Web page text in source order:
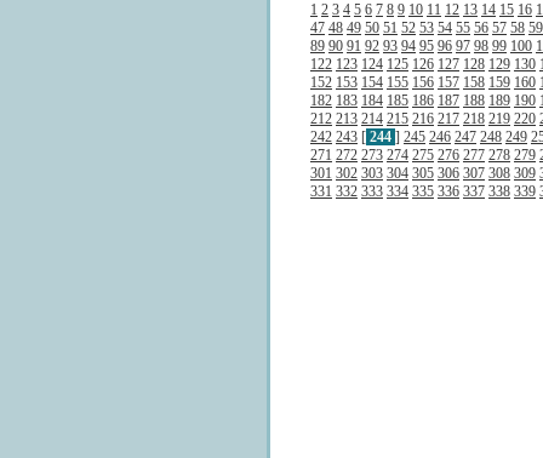
1 2 3 4 5 6 7 8 9 10 11 12 13 14 15 16
47 48 49 50 51 52 53 54 55 56 57 58 59
89 90 91 92 93 94 95 96 97 98 99 100
122 123 124 125 126 127 128 129 130
152 153 154 155 156 157 158 159 160
182 183 184 185 186 187 188 189 190
212 213 214 215 216 217 218 219 220
242 243 [ 244 ] 245 246 247 248 249
271 272 273 274 275 276 277 278 279
301 302 303 304 305 306 307 308 309
331 332 333 334 335 336 337 338 339